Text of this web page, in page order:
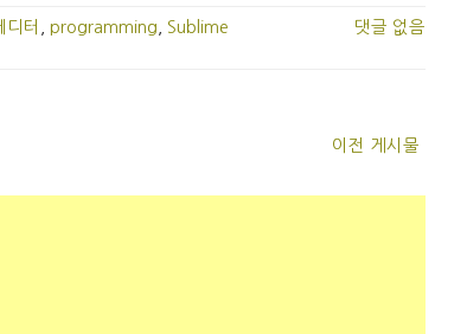
디터 programming
Sublime
댓글 없음
이전 게시물